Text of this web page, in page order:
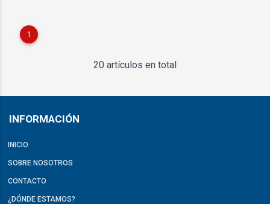
1
20 artículos en total
INFORMACIÓN
INICIO
SOBRE NOSOTROS
CONTACTO
¿DÓNDE ESTAMOS?